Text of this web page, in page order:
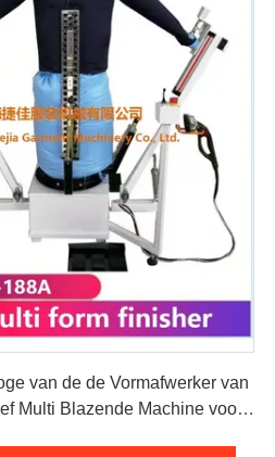
van de de Vormafwerker van
Multi Blazende Machine voor